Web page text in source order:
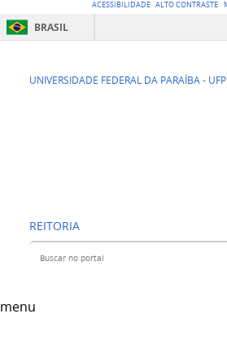
ACESSIBILIDADE ALTO CONTRASTE
BRASIL
UNIVERSIDADE FEDERAL DA PARAÍBA -
SEAD -
REITORIA
Buscar no portal
menu